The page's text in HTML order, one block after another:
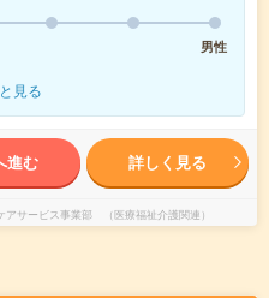
男性
見る
進む 詳しく見る
サービス事業部 （医療福祉介護関連）